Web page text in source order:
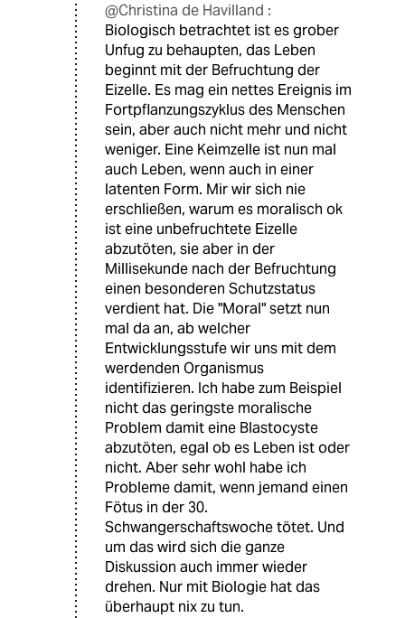
@Christina de Havilland :
Biologisch betrachtet ist es grober
Unfug zu behaupten, das Leben
beginnt mit der Befruchtung der
Eizelle. Es mag ein nettes Ereignis im
Fortpflanzungszyklus des Menschen
sein, aber auch nicht mehr und nicht
weniger. Eine Keimzelle ist nun mal
auch Leben, wenn auch in einer
latenten Form. Mir wir sich nie
erschließen, warum es moralisch ok
ist eine unbefruchtete Eizelle
abzutöten, sie aber in der
Millisekunde nach der Befruchtung
einen besonderen Schutzstatus
verdient hat. Die "Moral" setzt nun
mal da an, ab welcher
Entwicklungsstufe wir uns mit dem
werdenden Organismus
identifizieren. Ich habe zum Beispiel
nicht das geringste moralische
Problem damit eine Blastocyste
abzutöten, egal ob es Leben ist oder
nicht. Aber sehr wohl habe ich
Probleme damit, wenn jemand einen
Fötus in der 30.
Schwangerschaftswoche tötet. Und
um das wird sich die ganze
Diskussion auch immer wieder
drehen. Nur mit Biologie hat das
überhaupt nix zu tun.